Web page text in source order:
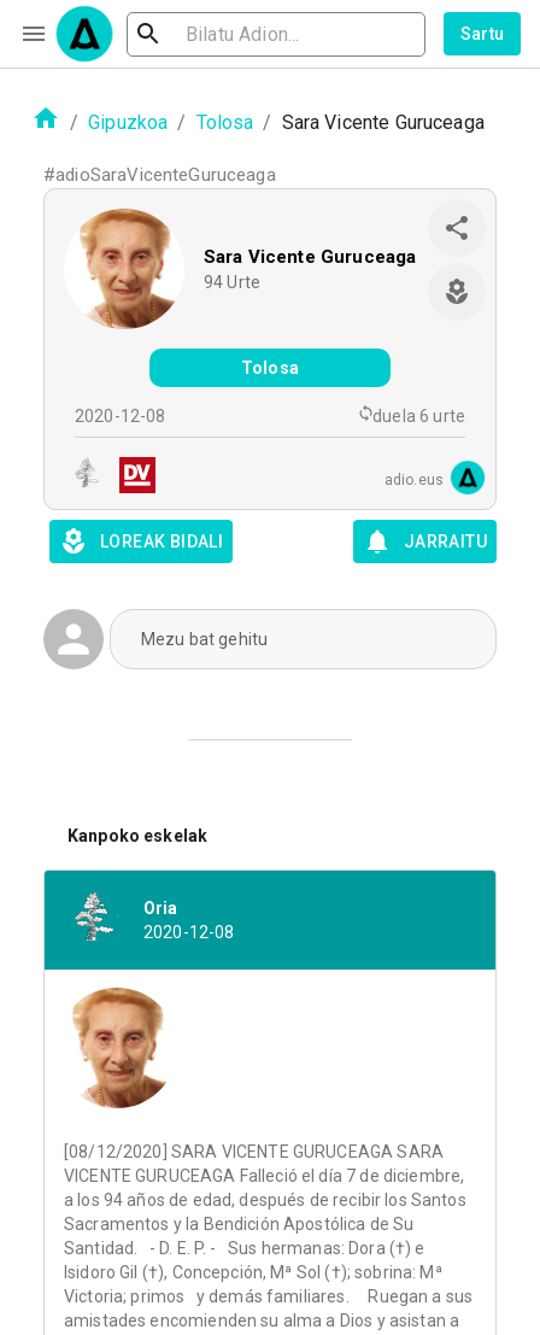
Sartu
/ Gipuzkoa / Tolosa / Sara Vicente Guruceaga
#adioSaraVicenteGuruceaga
Sara Vicente Guruceaga
94 Urte
Tolosa
2020-12-08 duela 6 urte
adio.eus
LOREAK BIDALI JARRAITU
Mezu bat gehitu
Kanpoko eskelak
Oria
2020-12-08
[08/12/2020] SARA VICENTE GURUCEAGA SARA
VICENTE GURUCEAGA Falleció el día 7 de diciembre,
a los 94 años de edad, después de recibir los Santos
Sacramentos y la Bendición Apostólica de Su
Santidad. - D. E. P. - Sus hermanas: Dora (†) e
Isidoro Gil (†), Concepción, Mª Sol (†); sobrina: Mª
Victoria; primos y demás familiares. Ruegan a sus
amistades encomienden su alma a Dios y asistan a